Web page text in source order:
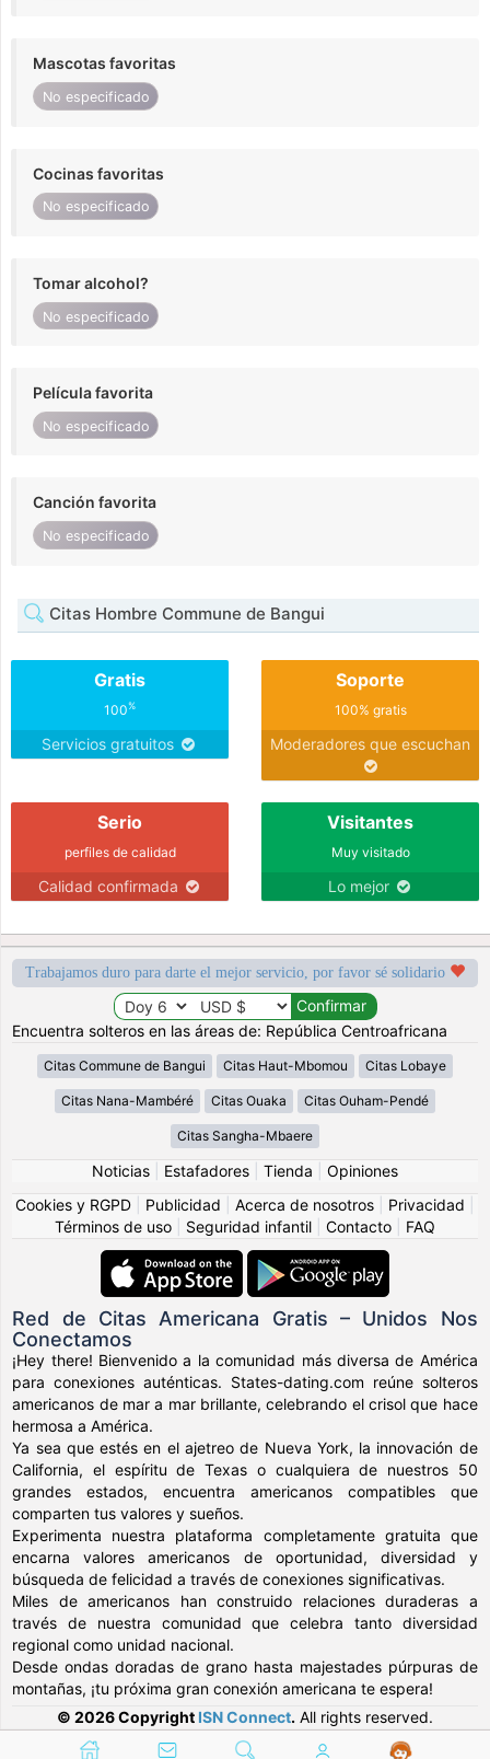
Mascotas favoritas
No especificado
Cocinas favoritas
No especificado
Tomar alcohol?
No especificado
Película favorita
No especificado
Canción favorita
No especificado
Citas Hombre Commune de Bangui
Gratis
100%
Servicios gratuitos
Soporte
100% gratis
Moderadores que escuchan
Serio
perfiles de calidad
Calidad confirmada
Visitantes
Muy visitado
Lo mejor
Trabajamos duro para darte el mejor servicio, por favor sé solidario
Encuentra solteros en las áreas de: República Centroafricana
Citas Commune de Bangui Citas Haut-Mbomou Citas Lobaye
Citas Nana-Mambéré Citas Ouaka Citas Ouham-Pendé
Citas Sangha-Mbaere
Noticias Estafadores Tienda
Opiniones
Cookies y RGPD
Publicidad Acerca de nosotros Privacidad
Términos de uso
Seguridad infantil Contacto FAQ
Red de Citas Americana Gratis – Unidos Nos
Conectamos
¡Hey there! Bienvenido a la comunidad más diversa de América
para conexiones auténticas. States-dating.com reúne solteros
americanos de mar a mar brillante, celebrando el crisol que hace
hermosa a América.
Ya sea que estés en el ajetreo de Nueva York, la innovación de
California, el espíritu de Texas o cualquiera de nuestros 50
grandes estados, encuentra americanos compatibles que
comparten tus valores y sueños.
Experimenta nuestra plataforma completamente gratuita que
encarna valores americanos de oportunidad, diversidad y
búsqueda de felicidad a través de conexiones significativas.
Miles de americanos han construido relaciones duraderas a
través de nuestra comunidad que celebra tanto diversidad
regional como unidad nacional.
Desde ondas doradas de grano hasta majestades púrpuras de
montañas, ¡tu próxima gran conexión americana te espera!
© 2026 Copyright ISN Connect. All rights reserved.